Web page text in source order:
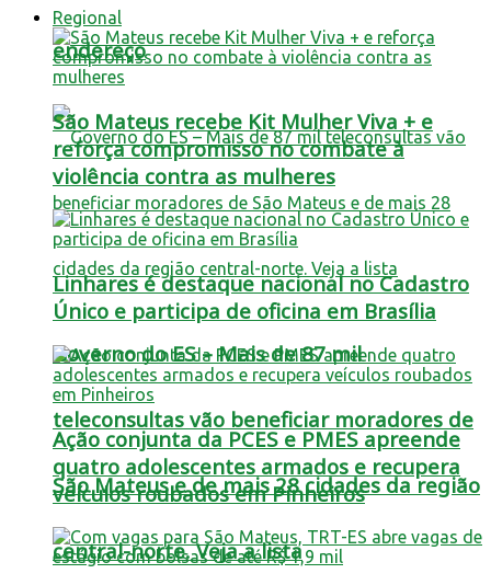
endereço
Governo do ES – Mais de 87 mil
teleconsultas vão beneficiar moradores de
São Mateus e de mais 28 cidades da região
central-norte. Veja a lista
Regional
São Mateus recebe Kit Mulher Viva + e
reforça compromisso no combate à
violência contra as mulheres
Linhares é destaque nacional no Cadastro
Único e participa de oficina em Brasília
Ação conjunta da PCES e PMES apreende
quatro adolescentes armados e recupera
veículos roubados em Pinheiros